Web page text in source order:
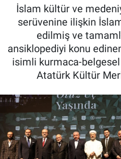
İslam kültür ve
serüvenine ilişkin
edilmiş ve
ansiklopediyi konu
isimli kurmaca-
Atatürk Kültür
SAĞLIK
ASTROLOJİ
BLOG
Son Dakika Haberleri
Haber Arşivi